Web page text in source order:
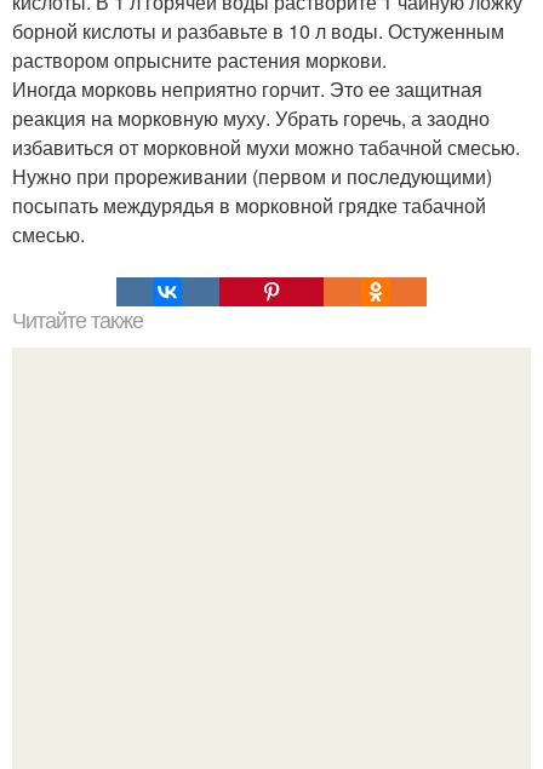
борной кислоты и разбавьте в 10 л воды. Остуженным
раствором опрысните растения моркови.
Иногда морковь неприятно горчит. Это ее защитная
реакция на морковную муху. Убрать горечь, а заодно
избавиться от морковной мухи можно табачной смесью.
Нужно при прореживании (первом и последующими)
посыпать междурядья в морковной грядке табачной
смесью.
Читайте также